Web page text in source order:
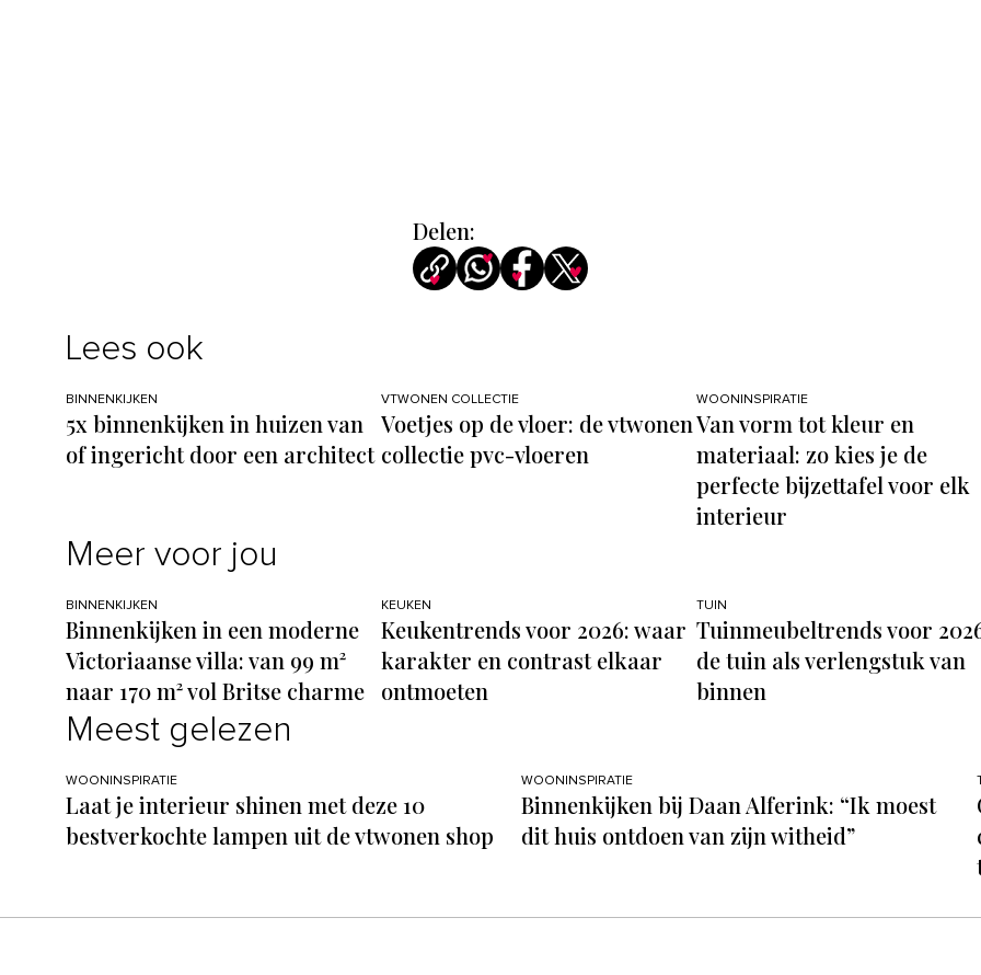
Delen:
Lees ook
BINNENKIJKEN
5x binnenkijken in huizen van
of ingericht door een architect
VTWONEN COLLECTIE
Voetjes op de vloer: de vtwonen
collectie pvc-vloeren
WOONINSPIRATIE
Van vorm tot kleur en
materiaal: zo kies je de
perfecte bijzettafel voor elk
interieur
Meer voor jou
BINNENKIJKEN
Binnenkijken in een moderne
Victoriaanse villa: van 99 m²
naar 170 m² vol Britse charme
KEUKEN
Keukentrends voor 2026: waar
karakter en contrast elkaar
ontmoeten
TUIN
Tuinmeubeltrends voor
de tuin als verlengstuk van
binnen
Meest gelezen
WOONINSPIRATIE
Laat je interieur shinen met deze 10
bestverkochte lampen uit de vtwonen shop
WOONINSPIRATIE
Binnenkijken bij Daan Alferink: “Ik moest
dit huis ontdoen van zijn witheid”